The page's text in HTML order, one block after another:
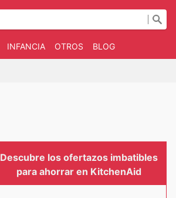
INFANCIA OTROS BLOG
Descubre los ofertazos imbatibles
para ahorrar en KitchenAid